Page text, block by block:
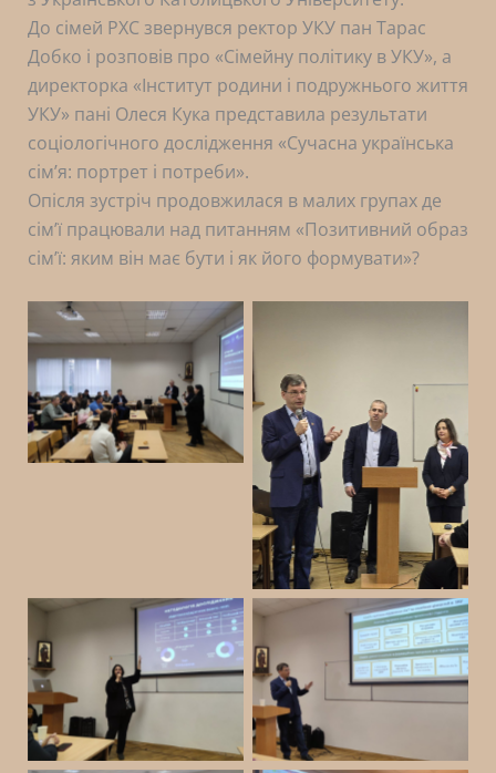
До сімей РХС звернувся ректор УКУ пан Тарас
Добко і розповів про «Сімейну політику в УКУ», а
директорка «Інститут родини і подружнього життя
УКУ» пані Олеся Кука представила результати
соціологічного дослідження «Сучасна українська
сімʼя: портрет і потреби».
Опісля зустріч продовжилася в малих групах де
сімʼї працювали над питанням «Позитивний образ
сімʼї: яким він має бути і як його формувати»?
No Caption
No Caption
No Caption No Caption